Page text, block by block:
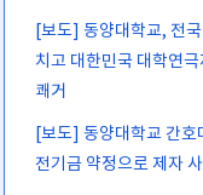
[보도] 동양대학교, 전
치고 대한민국 대학연극
쾌거
[보도] 동양대학교 간호
전기금 약정으로 제자